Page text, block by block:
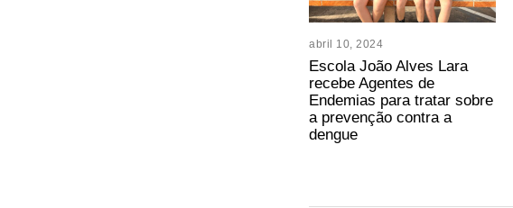
abril 10, 2024
Escola João Alves Lara
recebe Agentes de
Endemias para tratar sobre
a prevenção contra a
dengue